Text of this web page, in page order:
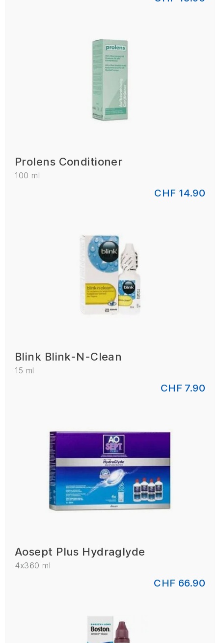
Prolens Conditioner
100 ml
CHF 14.90
Blink Blink-N-Clean
15 ml
CHF 7.90
Aosept Plus Hydraglyde
4x360 ml
CHF 66.90